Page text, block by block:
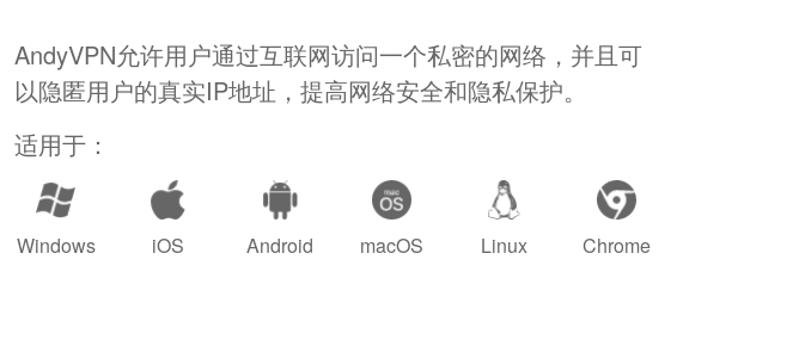
AndyVPN允许用户通过互联网访问一个私密的网络，并且可
以隐匿用户的真实IP地址，提高网络安全和隐私保护。
适用于：
Windows iOS Android macOS Linux Chrome